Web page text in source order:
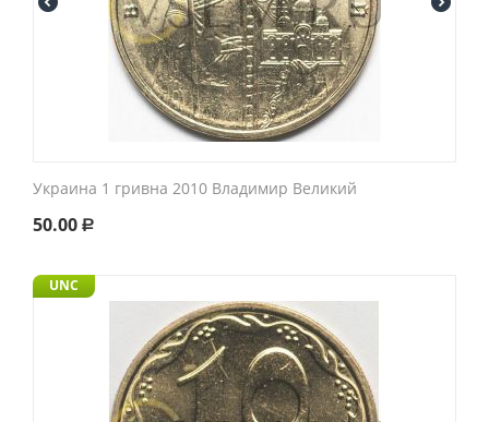
Украина 1 гривна 2010 Владимир Великий
50.00 Р
UNC